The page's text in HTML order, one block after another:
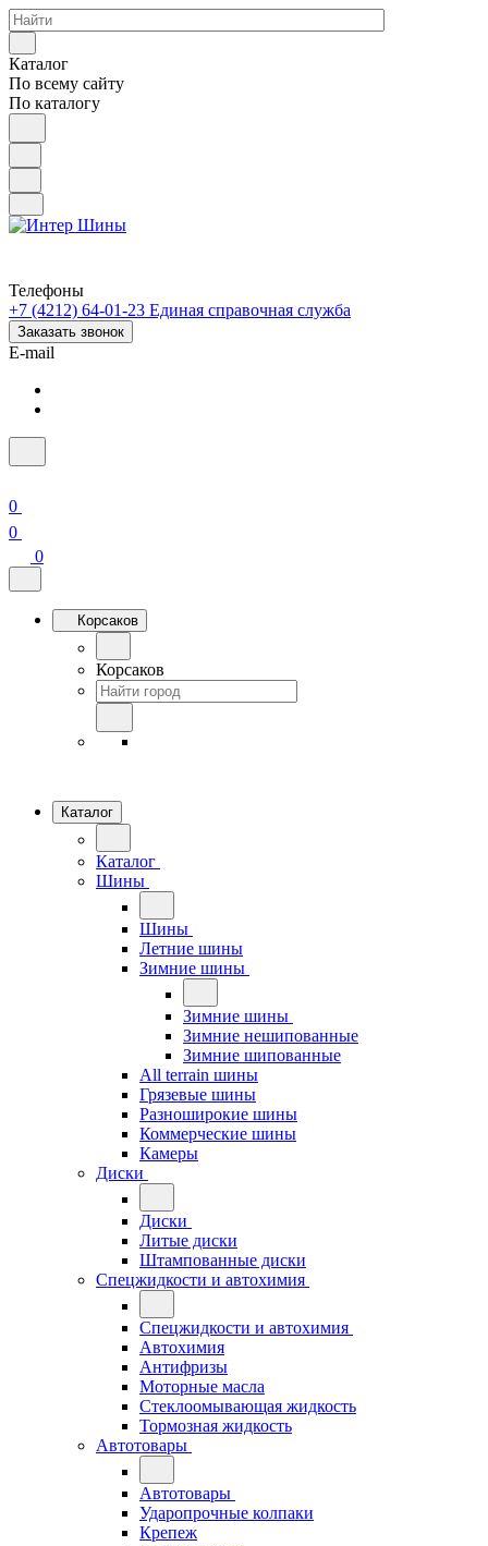
Каталог
По всему сайту
По каталогу
Телефоны
+7 (4212) 64-01-23 Единая справочная служба
Заказать звонок
E-mail
0
0
0
Корсаков
Корсаков
Каталог
Каталог
Шины
Шины
Летние шины
Зимние шины
Зимние шины
Зимние нешипованные
Зимние шипованные
All terrain шины
Грязевые шины
Разноширокие шины
Коммерческие шины
Камеры
Диски
Диски
Литые диски
Штампованные диски
Спецжидкости и автохимия
Спецжидкости и автохимия
Автохимия
Антифризы
Моторные масла
Стеклоомывающая жидкость
Тормозная жидкость
Автотовары
Автотовары
Ударопрочные колпаки
Крепеж